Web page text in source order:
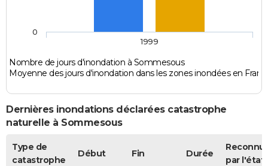
Nombre de jours d'inondation à Sommesous
Moyenne des jours d'inondation dans les zones inondées en
1999
0
Dernières inondations déclarées catastrophe
naturelle à Sommesous
Type de
catastrophe
Début Fin Durée
par l'état